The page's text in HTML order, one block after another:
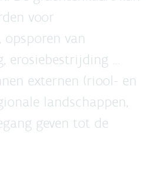
voor
opsporen van
erosiebestrijding …
externen (riool- en
landschappen,
geven tot de